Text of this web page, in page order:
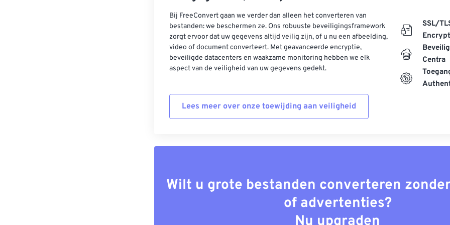
Bij FreeConvert gaan we verder dan alleen het converteren van
bestanden: we beschermen ze. Ons robuuste beveiligingsframework
zorgt ervoor dat uw gegevens altijd veilig zijn, of u nu een afbeelding,
video of document converteert. Met geavanceerde encryptie,
beveiligde datacenters en waakzame monitoring hebben we elk
aspect van de veiligheid van uw gegevens gedekt.
Lees meer over onze toewijding aan veiligheid
SSL/
Centra
Wilt u grote bestanden converteren
of advertenties?